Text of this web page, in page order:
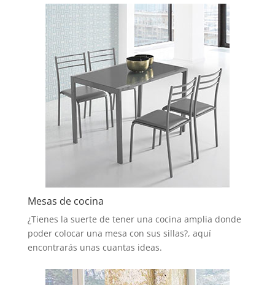
Mesas de cocina
¿Tienes la suerte de tener una cocina amplia donde
poder colocar una mesa con sus sillas?, aquí
encontrarás unas cuantas ideas.